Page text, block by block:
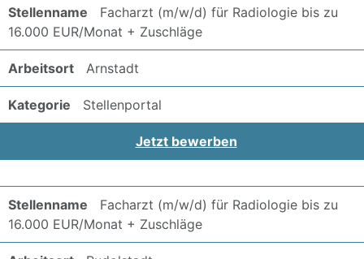
Facharzt (m/w/d) für Radiologie bis zu
16.000 EUR/Monat + Zuschläge
Arnstadt
Stellenportal
Jetzt bewerben
Facharzt (m/w/d) für Radiologie bis zu
16.000 EUR/Monat + Zuschläge